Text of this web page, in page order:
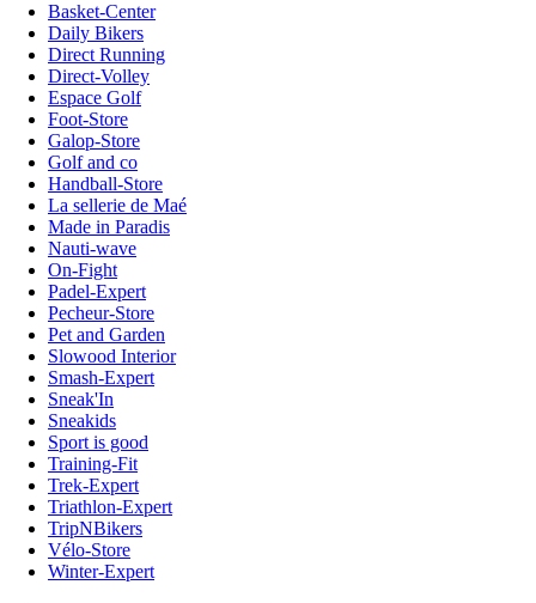
Basket-Center
Daily Bikers
Direct Running
Direct-Volley
Espace Golf
Foot-Store
Galop-Store
Golf and co
Handball-Store
La sellerie de Maé
Made in Paradis
Nauti-wave
On-Fight
Padel-Expert
Pecheur-Store
Pet and Garden
Slowood Interior
Smash-Expert
Sneak'In
Sneakids
Sport is good
Training-Fit
Trek-Expert
Triathlon-Expert
TripNBikers
Vélo-Store
Winter-Expert